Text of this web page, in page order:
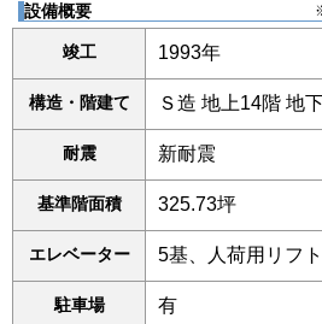
設備概要
竣工 1993年
構造・階建て Ｓ造 地上14階 地
耐震 新耐震
基準階面積 325.73坪
エレベーター 5基、人荷用リフ
駐車場 有